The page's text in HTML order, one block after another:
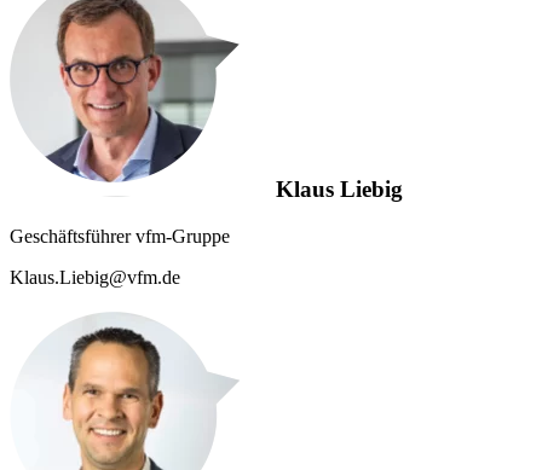
Klaus Liebig
Geschäftsführer vfm-Gruppe
Klaus.Liebig@vfm.de